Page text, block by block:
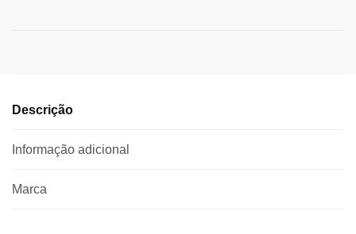
Descrição
Informação adicional
Marca